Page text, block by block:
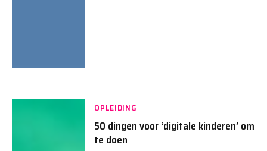
OPLEIDING
50 dingen voor ‘digitale kinderen’ om
te doen